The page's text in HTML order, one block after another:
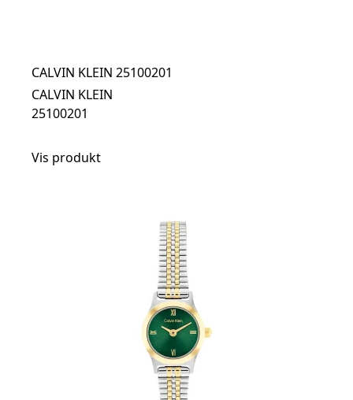
CALVIN KLEIN 25100201
CALVIN KLEIN
25100201
Vis produkt